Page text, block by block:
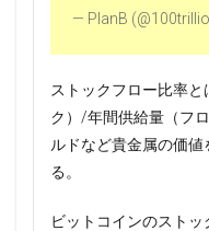
— PlanB
ストックフロー比率
ク）/年間供給量（フ
ルドなど貴金属の価
る。
ビットコインのスト